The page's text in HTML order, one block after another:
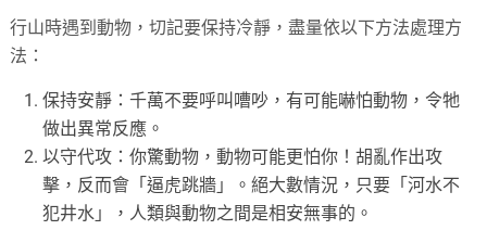
行山時遇到動物，切記要保持冷靜，盡量依以下方法處理方
法：
保持安靜：千萬不要呼叫嘈吵，有可能嚇怕動物，令牠
做出異常反應。
以守代攻：你驚動物，動物可能更怕你！胡亂作出攻
擊，反而會「逼虎跳牆」。絕大數情況，只要「河水不
犯井水」，人類與動物之間是相安無事的。